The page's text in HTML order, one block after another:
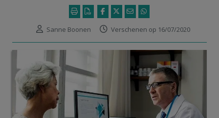
Sanne Boonen Verschenen op 16/07/2020